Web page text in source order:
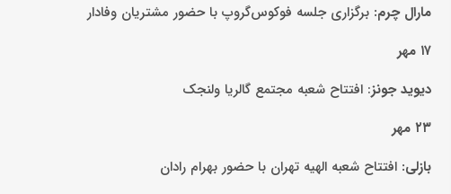
مارال چرم: برگزاری جلسه فوکوس‌گروپ با حضور مشتریان وفادار
۱۷ مهر
دیوید جونز: افتتاح شعبه مجتمع گالریا ولنجک
۲۳ مهر
بازلی: افتتاح شعبه الهیه تهران با حضور بهرام رادان